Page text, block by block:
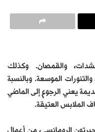
والقمصان. وكذلك
الموسعة. وبالنسبة
يعني الرجوع إلى الماضي
الملابس العتيقة.
الرومانسي، من أعمال